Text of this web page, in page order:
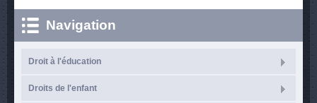
Navigation
Droit à l'éducation
Droits de l'enfant